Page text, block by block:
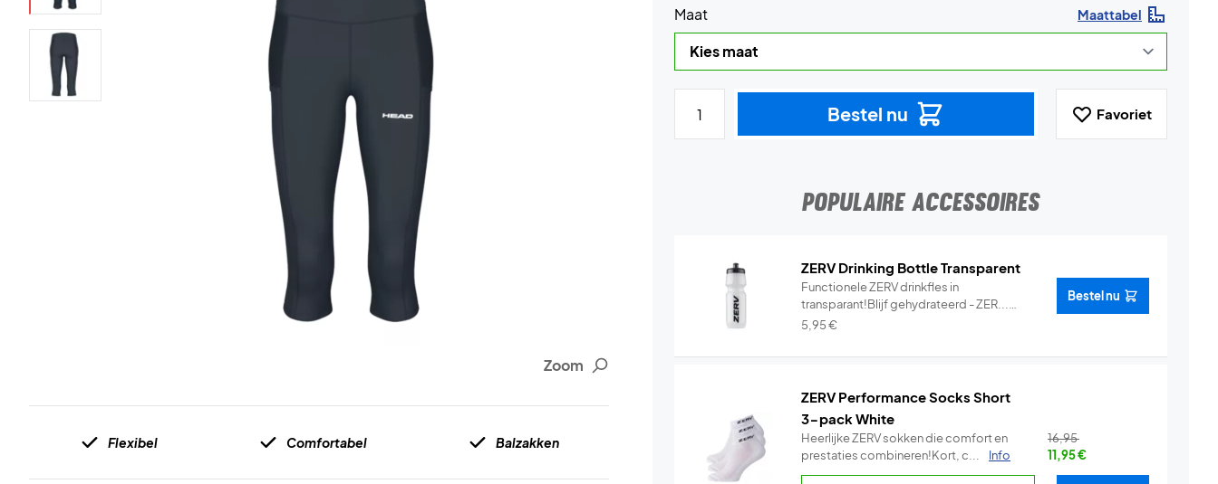
Zoom
Flexibel Comfortabel Balzakken
Maat Maattabel
Bestel nu Favoriet
POPULAIRE ACCESSOIRES
ZERV Drinking Bottle Transparent
Functionele ZERV drinkfles in
transparant!Blijf gehydrateerd - ZER...
Info
5,95€
Bestel nu
ZERV Performance Socks Short
3-pack White
Heerlijke ZERV sokken die comfort en
prestaties combineren!Kort, c...
Info
16,95
11,95€